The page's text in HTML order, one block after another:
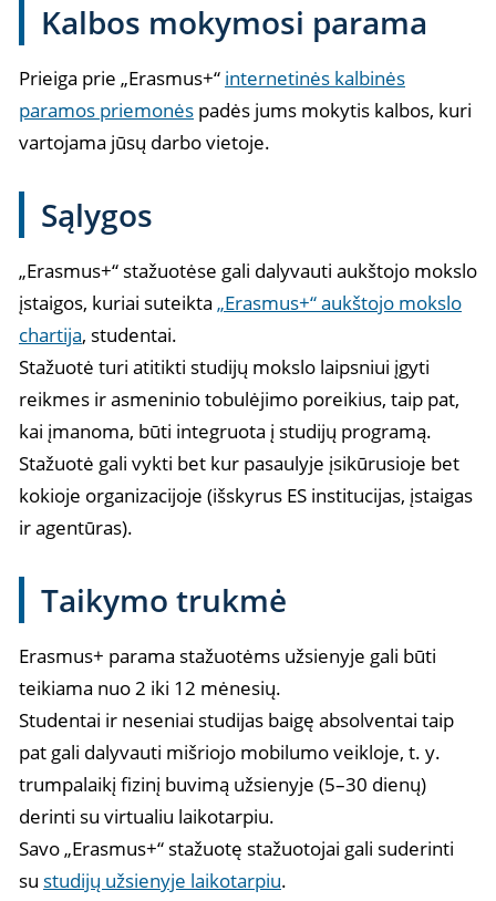
Kalbos mokymosi parama
Prieiga prie „Erasmus+“ internetinės kalbinės
paramos priemonės padės jums mokytis kalbos, kuri
vartojama jūsų darbo vietoje.
Sąlygos
„Erasmus+“ stažuotėse gali dalyvauti aukštojo mokslo
įstaigos, kuriai suteikta „Erasmus+“ aukštojo mokslo
chartija, studentai.
Stažuotė turi atitikti studijų mokslo laipsniui įgyti
reikmes ir asmeninio tobulėjimo poreikius, taip pat,
kai įmanoma, būti integruota į studijų programą.
Stažuotė gali vykti bet kur pasaulyje įsikūrusioje bet
kokioje organizacijoje (išskyrus ES institucijas, įstaigas
ir agentūras).
Taikymo trukmė
Erasmus+ parama stažuotėms užsienyje gali būti
teikiama nuo 2 iki 12 mėnesių.
Studentai ir neseniai studijas baigę absolventai taip
pat gali dalyvauti mišriojo mobilumo veikloje, t. y.
trumpalaikį fizinį buvimą užsienyje (5–30 dienų)
derinti su virtualiu laikotarpiu.
Savo „Erasmus+“ stažuotę stažuotojai gali suderinti
su studijų užsienyje laikotarpiu.